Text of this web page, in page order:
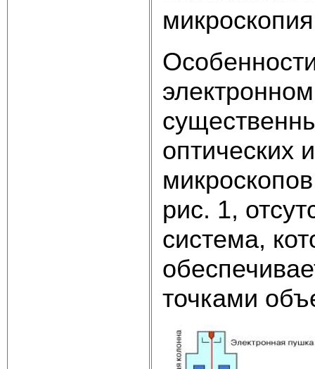
оптических
рис. 1,
система,
точками